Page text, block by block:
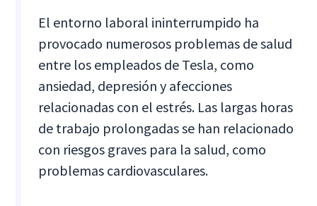
El entorno laboral ininterrumpido ha
provocado numerosos problemas de salud
entre los empleados de Tesla, como
ansiedad, depresión y afecciones
relacionadas con el estrés. Las largas horas
de trabajo prolongadas se han relacionado
con riesgos graves para la salud, como
problemas cardiovasculares.